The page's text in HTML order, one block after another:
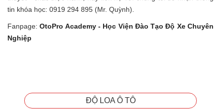
tin khóa học: 0919 294 895 (Mr. Quỳnh).
Fanpage:OtoPro Academy - Học Viện Đào Tạo Độ Xe Chuyên
Nghiệp
ĐỘ LOA Ô TÔ